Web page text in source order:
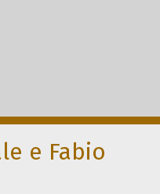
e Fabio